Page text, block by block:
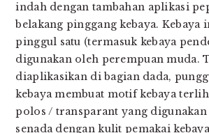
indah dengan tambahan aplikasi
belakang pinggang kebaya. Kebaya
pinggul satu (termasuk kebaya
digunakan oleh perempuan muda.
diaplikasikan di bagian dada,
kebaya membuat motif kebaya
polos / transparant yang
senada dengan kulit pemakai